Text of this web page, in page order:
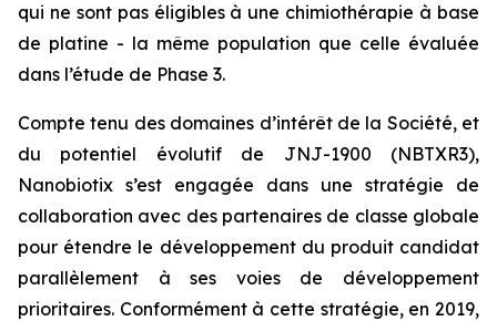
qui ne sont pas éligibles à une chimiothérapie à base
de platine - la même population que celle évaluée
dans l’étude de Phase 3.
Compte tenu des domaines d’intérêt de la Société, et
du potentiel évolutif de JNJ-1900 (NBTXR3),
Nanobiotix s’est engagée dans une stratégie de
collaboration avec des partenaires de classe globale
pour étendre le développement du produit candidat
parallèlement à ses voies de développement
prioritaires. Conformément à cette stratégie, en 2019,